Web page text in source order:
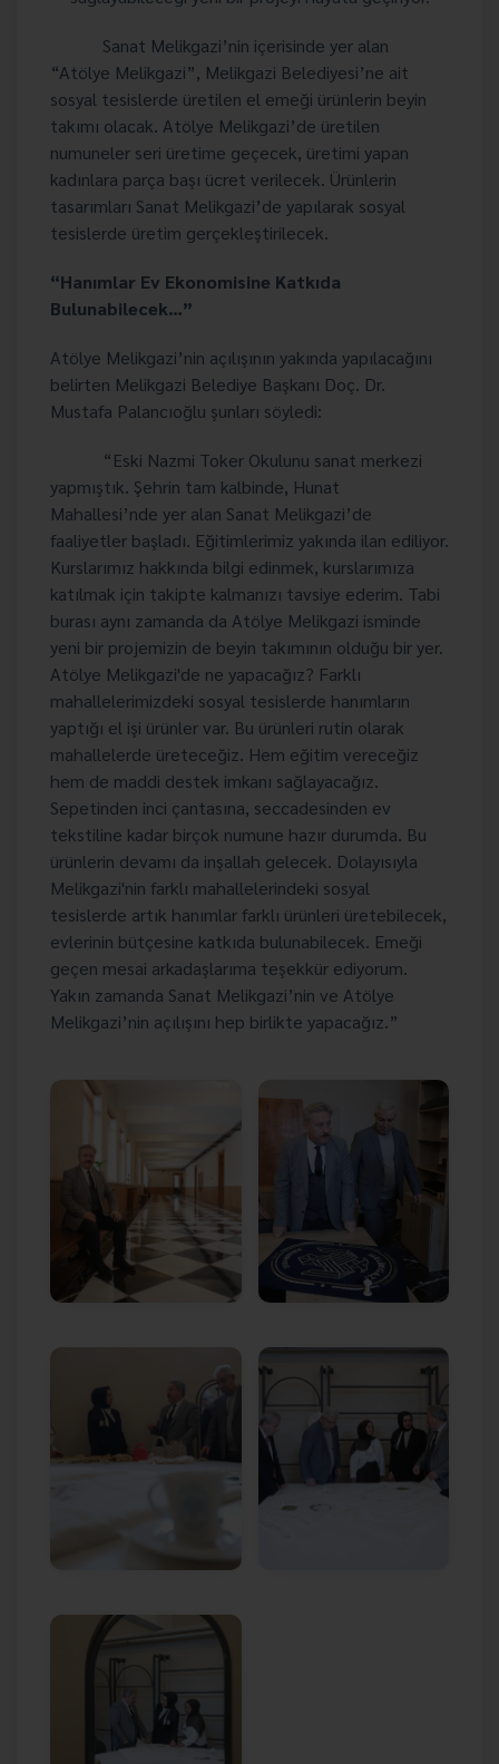
Sanat Melikgazi’nin içerisinde yer alan
“Atölye Melikgazi”, Melikgazi Belediyesi’ne ait
sosyal tesislerde üretilen el emeği ürünlerin beyin
takımı olacak. Atölye Melikgazi’de üretilen
numuneler seri üretime geçecek, üretimi yapan
kadınlara parça başı ücret verilecek. Ürünlerin
tasarımları Sanat Melikgazi’de yapılarak sosyal
tesislerde üretim gerçekleştirilecek.
“Hanımlar Ev Ekonomisine Katkıda
Bulunabilecek…”
Atölye Melikgazi’nin açılışının yakında yapılacağını
belirten Melikgazi Belediye Başkanı Doç. Dr.
Mustafa Palancıoğlu şunları söyledi:
“Eski Nazmi Toker Okulunu sanat merkezi
yapmıştık. Şehrin tam kalbinde, Hunat
Mahallesi’nde yer alan Sanat Melikgazi’de
faaliyetler başladı. Eğitimlerimiz yakında ilan ediliyor.
Kurslarımız hakkında bilgi edinmek, kurslarımıza
katılmak için takipte kalmanızı tavsiye ederim. Tabi
burası aynı zamanda da Atölye Melikgazi isminde
yeni bir projemizin de beyin takımının olduğu bir yer.
Atölye Melikgazi'de ne yapacağız? Farklı
mahallelerimizdeki sosyal tesislerde hanımların
yaptığı el işi ürünler var. Bu ürünleri rutin olarak
mahallelerde üreteceğiz. Hem eğitim vereceğiz
hem de maddi destek imkanı sağlayacağız.
Sepetinden inci çantasına, seccadesinden ev
tekstiline kadar birçok numune hazır durumda. Bu
ürünlerin devamı da inşallah gelecek. Dolayısıyla
Melikgazi'nin farklı mahallelerindeki sosyal
tesislerde artık hanımlar farklı ürünleri üretebilecek,
evlerinin bütçesine katkıda bulunabilecek. Emeği
geçen mesai arkadaşlarıma teşekkür ediyorum.
Yakın zamanda Sanat Melikgazi’nin ve Atölye
Melikgazi’nin açılışını hep birlikte yapacağız.”